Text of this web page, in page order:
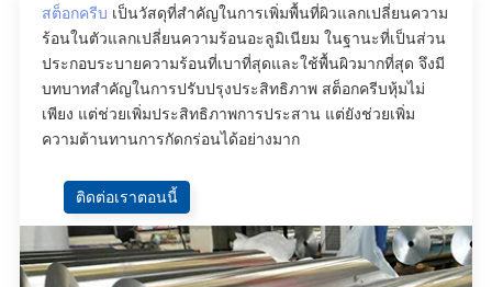
สต็อกครีบ เป็นวัสดุที่สําคัญในการเพิ่มพื้นที่ผิวแลกเปลี่ยนความ
ร้อนในตัวแลกเปลี่ยนความร้อนอะลูมิเนียม ในฐานะที่เป็นส่วน
ประกอบระบายความร้อนที่เบาที่สุดและใช้พื้นผิวมากที่สุด จึงมี
บทบาทสําคัญในการปรับปรุงประสิทธิภาพ สต็อกครีบหุ้มไม่
เพียง แต่ช่วยเพิ่มประสิทธิภาพการประสาน แต่ยังช่วยเพิ่ม
ความต้านทานการกัดกร่อนได้อย่างมาก
ติดต่อเราตอนนี้